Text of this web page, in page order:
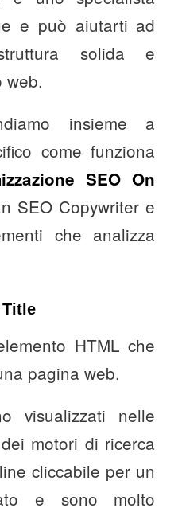
e può aiutarti ad
solida e
web.
insieme a
come funziona
SEO On
SEO Copywriter e
che analizza
HTML che
pagina web.
visualizzati nelle
motori di ricerca
cliccabile per un
e sono molto